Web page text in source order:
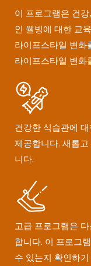
이 프로그램은 건
인 웰빙에 대한 교
라이프스타일 변화
라이프스타일 변화
건강한 식습관에
제공합니다. 새롭
니다.
고급 프로그램은
합니다. 이 프로그
수 있는지 확인하